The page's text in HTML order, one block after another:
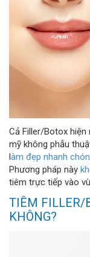
Cả Filler/Botox
mỹ không phẫu
làm đẹp nhanh
Phương pháp này
tiêm trực tiếp vào
TIÊM FILLER/
KHÔNG?